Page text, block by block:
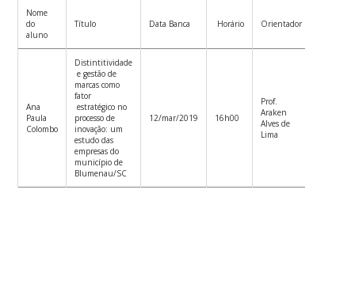
Nome
do
aluno
Título Data Banca Horário Orientador
Ana
Paula
Colombo
Distintitividade
e gestão de
marcas como
fator
estratégico no
processo de
inovação: um
estudo das
empresas do
município de
Blumenau/SC
12/mar/2019 16h00
Prof.
Araken
Alves de
Lima